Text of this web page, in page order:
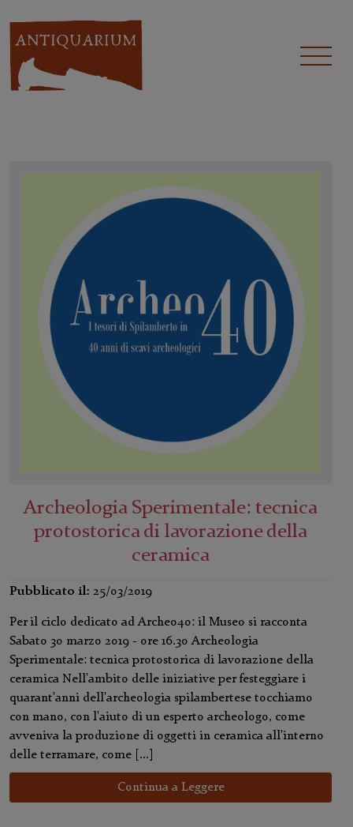
Archeologia Sperimentale: tecnica
protostorica di lavorazione della
ceramica
Pubblicato il: 25/03/2019
Per il ciclo dedicato ad Archeo40: il Museo si racconta
Sabato 30 marzo 2019 - ore 16.30 Archeologia
Sperimentale: tecnica protostorica di lavorazione della
ceramica Nell'ambito delle iniziative per festeggiare i
quarant'anni dell'archeologia spilambertese tocchiamo
con mano, con l'aiuto di un esperto archeologo, come
avveniva la produzione di oggetti in ceramica all'interno
delle terramare, come [...]
Continua a Leggere